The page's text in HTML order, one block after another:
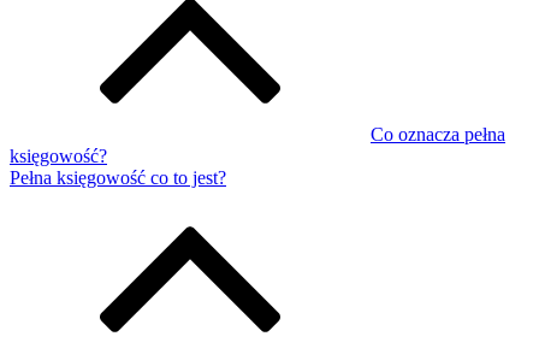
Co oznacza pełna
księgowość?
Pełna księgowość co to jest?